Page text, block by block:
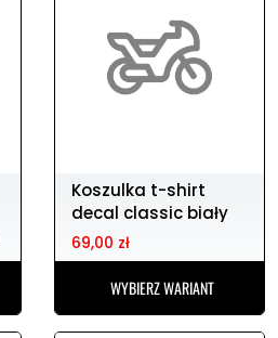
Koszulka t-shirt
decal classic biały
rozm,
69,00 zł
WYBIERZ WARIANT